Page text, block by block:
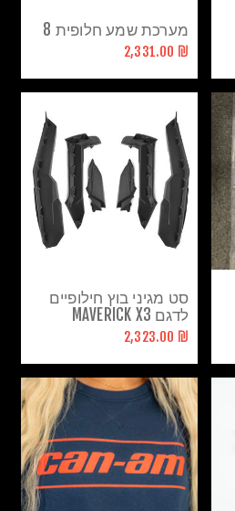
מערכת שמע חלופית 8
₪ 2,331.00
סט מגיני בוץ חילופיים
לדגם MAVERICK X3
₪ 2,323.00